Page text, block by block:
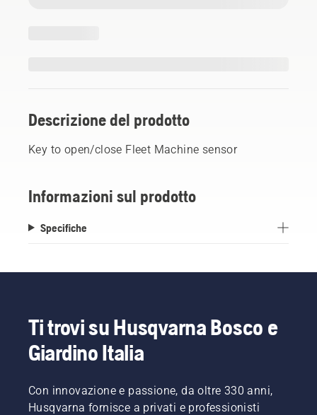
Descrizione del prodotto
Key to open/close Fleet Machine sensor
Informazioni sul prodotto
Specifiche
Ti trovi su Husqvarna Bosco e
Giardino Italia
Con innovazione e passione, da oltre 330 anni,
Husqvarna fornisce a privati e professionisti